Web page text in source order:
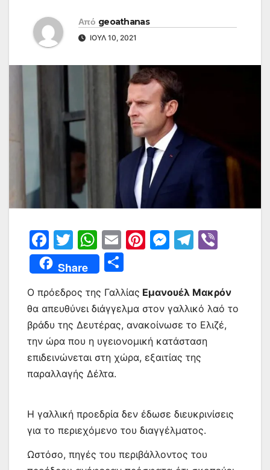
Από geoathanas
ΙΟΎΛ 10, 2021
F
a
c
e
b
o
o
k
T
w
itt
er
W
h
at
s
A
p
p
E
m
ai
l
Pi
e
st
M
s
e
n
g
T
gr
a
m
Share
ρ
α
σ
τε
Ο πρόεδρος της Γαλλίας Εμανουέλ Μακρόν
θα απευθύνει διάγγελμα στον γαλλικό λαό το
βράδυ της Δευτέρας, ανακοίνωσε το Ελιζέ,
την ώρα που η υγειονομική κατάσταση
επιδεινώνεται στη χώρα, εξαιτίας της
παραλλαγής Δέλτα.
Η γαλλική προεδρία δεν έδωσε διευκρινίσεις
για το περιεχόμενο του διαγγέλματος.
Ωστόσο, πηγές του περιβάλλοντος του